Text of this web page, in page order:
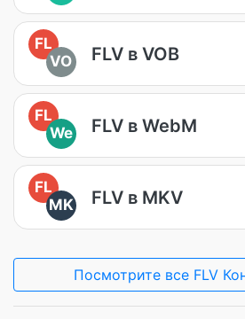
FL
VO
FLV в VOB
FL
We
FLV в WebM
FL
MK
FLV в MKV
Посмотрите все FLV